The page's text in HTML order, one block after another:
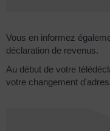
Vous en informez
déclaration de revenus.
Au début de votre
votre changement